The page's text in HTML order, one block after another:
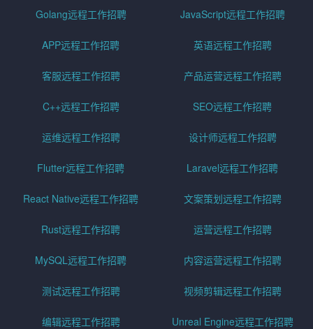
Golang远程工作招聘 JavaScript远程工作招聘
APP远程工作招聘 英语远程工作招聘
客服远程工作招聘 产品运营远程工作招聘
C++远程工作招聘 SEO远程工作招聘
运维远程工作招聘 设计师远程工作招聘
Flutter远程工作招聘 Laravel远程工作招聘
React Native远程工作招聘 文案策划远程工作招聘
Rust远程工作招聘 运营远程工作招聘
MySQL远程工作招聘 内容运营远程工作招聘
测试远程工作招聘 视频剪辑远程工作招聘
编辑远程工作招聘 Unreal Engine远程工作招聘